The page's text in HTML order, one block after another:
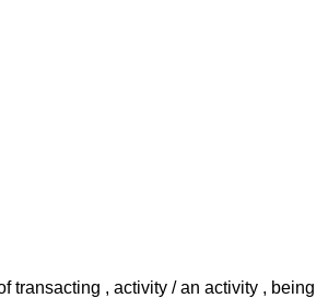
transacting , activity / an activity , being